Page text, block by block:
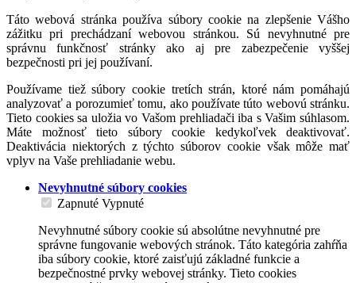
Táto webová stránka používa súbory cookie na zlepšenie Vášho
zážitku pri prechádzaní webovou stránkou. Sú nevyhnutné pre
správnu funkčnosť stránky ako aj pre zabezpečenie vyššej
bezpečnosti pri jej používaní.
Používame tiež súbory cookie tretích strán, ktoré nám pomáhajú
analyzovať a porozumieť tomu, ako používate túto webovú stránku.
Tieto cookies sa uložia vo Vašom prehliadači iba s Vašim súhlasom.
Máte možnosť tieto súbory cookie kedykoľvek deaktivovať.
Deaktivácia niektorých z týchto súborov cookie však môže mať
vplyv na Vaše prehliadanie webu.
Nevyhnutné súbory cookies
Zapnuté Vypnuté
Nevyhnutné súbory cookie sú absolútne nevyhnutné pre
správne fungovanie webových stránok. Táto kategória zahŕňa
iba súbory cookie, ktoré zaisťujú základné funkcie a
bezpečnostné prvky webovej stránky. Tieto cookies